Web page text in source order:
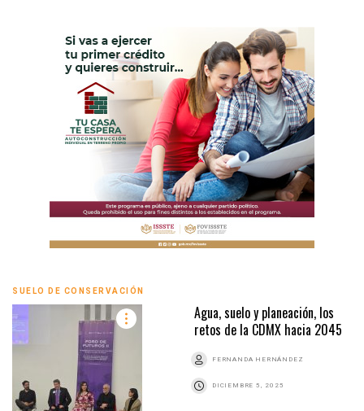
SUELO DE CONSERVACIÓN
Agua, suelo y planeación, los
retos de la CDMX hacia 2045
FERNANDA HERNÁNDEZ
DICIEMBRE 5, 2025